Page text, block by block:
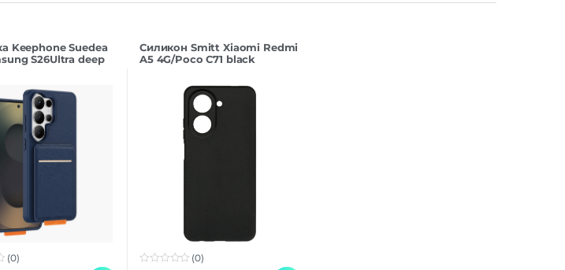
Keephone Suedea
S26Ultra deep
(0)
Силикон Smitt Xiaomi Redmi
A5 4G/Poco C71 black
(0)